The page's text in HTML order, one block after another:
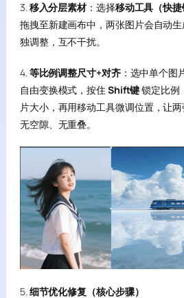
3.移入分层素材：选择移动工具（快捷
拖拽至新建画布中，两张图片会自动
独调整，互不干扰。
4.等比例调整尺寸+对齐：选中单个图
自由变换模式，按住 Shift键锁定比例
片大小，再用移动工具微调位置，让
无空隙、无重叠。
5.细节优化修复（核心步骤）